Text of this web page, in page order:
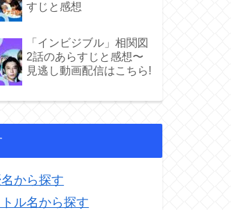
すじと感想
「インビジブル」相関図
2話のあらすじと感想〜
見逃し動画配信はこちら!
から探す
ル名から探す